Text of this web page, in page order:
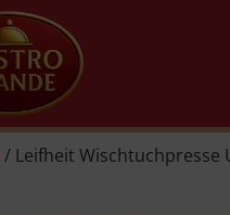
/ Leifheit Wischtuchpresse